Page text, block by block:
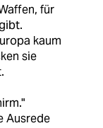
für
kaum
sie
Ausrede